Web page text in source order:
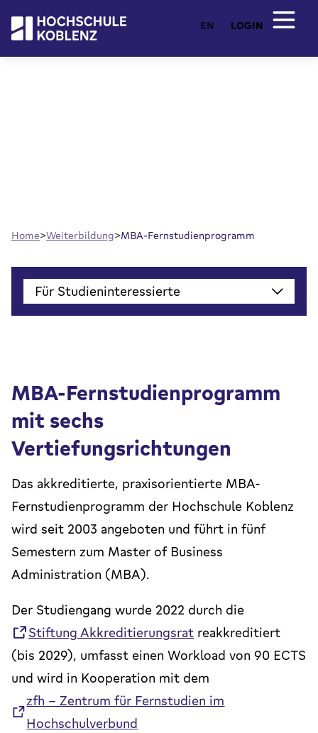
EN LOGIN
Home Weiterbildung MBA-Fernstudienprogramm
Für Studieninteressierte
MBA-Fernstudienprogramm
mit sechs
Vertiefungsrichtungen
Das akkreditierte, praxisorientierte MBA-
Fernstudienprogramm der Hochschule Koblenz
wird seit 2003 angeboten und führt in fünf
Semestern zum Master of Business
Administration (MBA).
Der Studiengang wurde 2022 durch die
Stiftung Akkreditierungsrat reakkreditiert
(bis 2029), umfasst einen Workload von 90 ECTS
und wird in Kooperation mit dem
zfh – Zentrum für Fernstudien im
Hochschulverbund